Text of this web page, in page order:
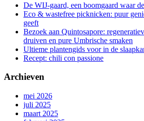
De WIJ-gaard, een boomgaard waar
Eco & wastefree picknicken: puur
geeft
Bezoek aan Quintosapore:
druiven en pure Umbrische smaken
Ultieme plantengids voor in de
Recept: chili con passione
Archieven
mei 2026
juli 2025
maart 2025